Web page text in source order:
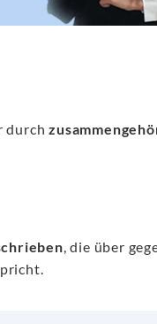
durch
, die über